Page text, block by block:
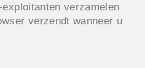
verzamelen
verzendt wanneer u